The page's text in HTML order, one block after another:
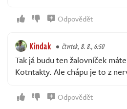
Odpovědět
Kindak čtvrtek, 8. 8., 6:50
Tak já budu ten žalovníček
Kotntakty. Ale chápu je to z
Odpovědět